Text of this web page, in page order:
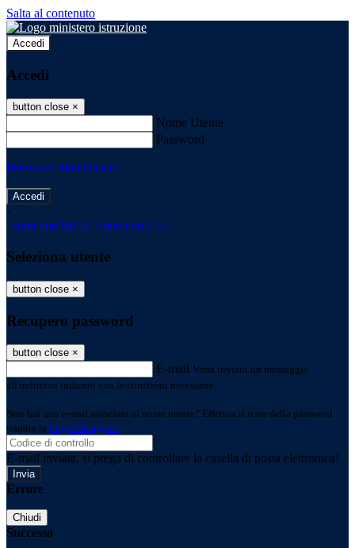
Salta al contenuto
Accedi
Accedi
button close ×
Nome Utente
Password
Password dimenticata?
-
Entra con SPID Entra con CIE
Seleziona utente
button close ×
Recupero password
button close ×
E-mail Verrà inviato un messaggio
all'indirizzo indicato con le istruzioni necessarie.
Non hai una e-mail associata al nome utente? Effettua il reset della password
tramite la Login Spaggiari
E-mail inviata, si prega di controllare la casella di posta elettronica!
Errore
Chiudi
Successo